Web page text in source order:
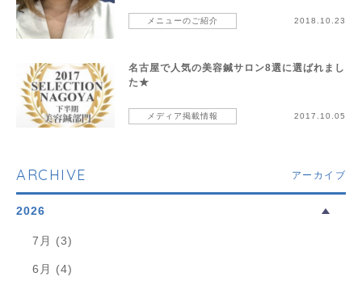
メニューのご紹介 2018.10.23
名古屋で人気の美容鍼サロン8選に選ばれまし
た★
メディア掲載情報 2017.10.05
ARCHIVE アーカイブ
2026
7月 (3)
6月 (4)